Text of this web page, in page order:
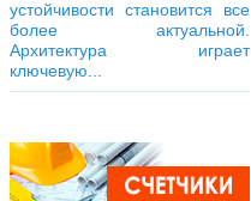
устойчивости становится все
более актуальной.
Архитектура играет
ключевую...